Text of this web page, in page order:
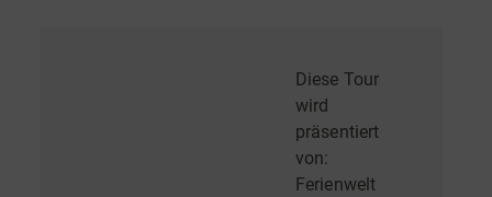
Diese Tour
wird
präsentiert
von:
Ferienwelt